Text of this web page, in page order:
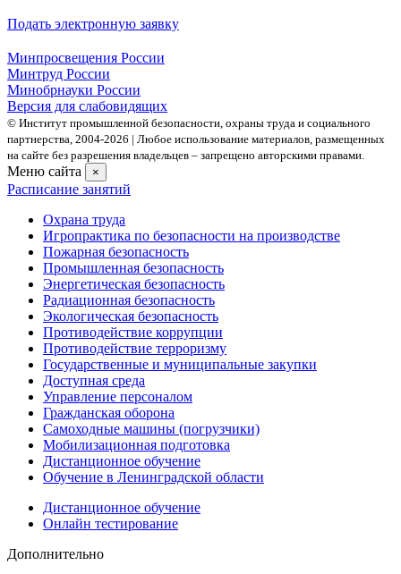
Подать электронную заявку
Минпросвещения России
Минтруд России
Минобрнауки России
Версия для слабовидящих
© Институт промышленной безопасности, охраны труда и социального
партнерства, 2004- 2026 | Любое использование материалов, размещенных
на сайте без разрешения владельцев – запрещено авторскими правами.
Меню сайта ×
Расписание занятий
Охрана труда
Игропрактика по безопасности на производстве
Пожарная безопасность
Промышленная безопасность
Энергетическая безопасность
Радиационная безопасность
Экологическая безопасность
Противодействие коррупции
Противодействие терроризму
Государственные и муниципальные закупки
Доступная среда
Управление персоналом
Гражданская оборона
Самоходные машины (погрузчики)
Мобилизационная подготовка
Дистанционное обучение
Обучение в Ленинградской области
Дистанционное обучение
Онлайн тестирование
Дополнительно